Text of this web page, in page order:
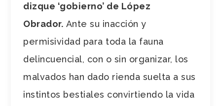
dizque ‘gobierno’ de López
Obrador. Ante su inacción y
permisividad para toda la fauna
delincuencial, con o sin organizar, los
malvados han dado rienda suelta a sus
instintos bestiales convirtiendo la vida